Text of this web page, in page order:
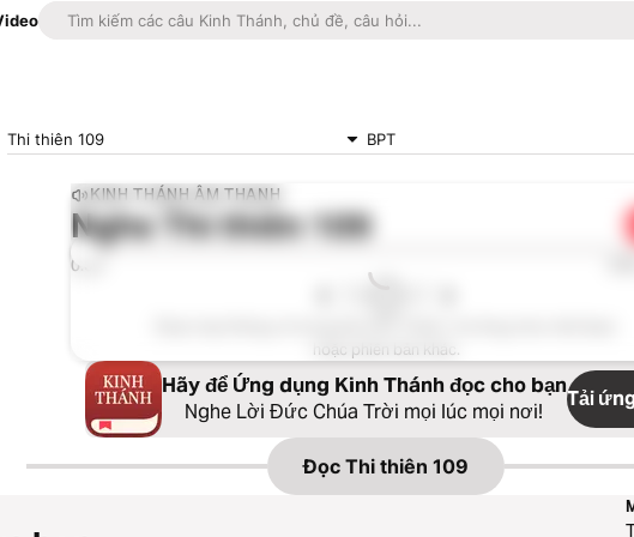
Thi thiên 109 BPT
KINH THÁNH ÂM THANH
Nghe Thi thiên 109
0:00
hoặc phiên bản khác.
Hãy để Ứng dụng Kinh Thánh đọc cho bạn
Nghe Lời Đức Chúa Trời mọi lúc mọi nơi! Tải
Đọc Thi thiên 109